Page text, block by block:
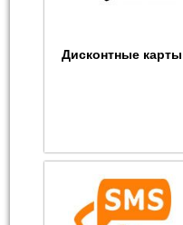
Дисконтные карты